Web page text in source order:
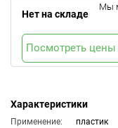
Характеристики
Применение:
пластик
Нет на складе
Мы
Посмотреть цены